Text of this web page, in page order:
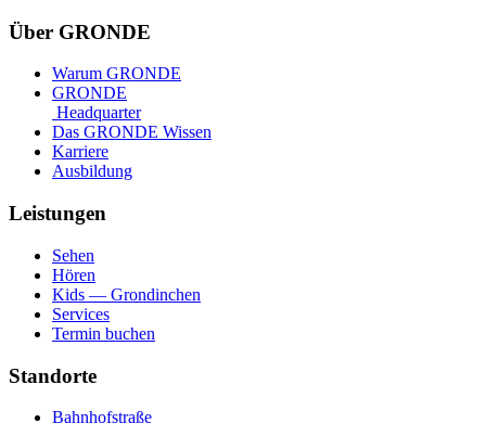
Über GRONDE
Warum GRONDE
GRONDE
Headquarter
Das GRONDE Wissen
Karriere
Ausbildung
Leistungen
Sehen
Hören
Kids — Grondinchen
Services
Termin buchen
Standorte
Bahnhofstraße